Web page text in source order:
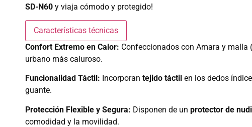
SD-N60 y viaja cómodo y protegido!
Características técnicas
Confort Extremo en Calor: Confeccionados con Amara y
urbano más caluroso.
Funcionalidad Táctil: Incorporan tejido táctil en los dedos
guante.
Protección Flexible y Segura: Disponen de un protector de
comodidad y la movilidad.